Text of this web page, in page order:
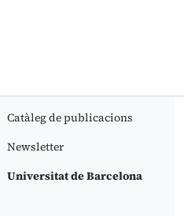
Catàleg de publicacions
Newsletter
Universitat de Barcelona